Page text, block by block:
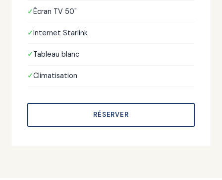
Écran TV 50"
Internet Starlink
Tableau blanc
Climatisation
RÉSERVER